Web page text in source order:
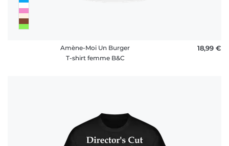
Amène-Moi Un Burger
T-shirt femme B&C
18,99 €